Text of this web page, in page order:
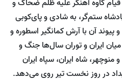
کاوه آهنگر علیه ظلم ضحاک و
ستم‌گر، به شادی و پای‌کوبی
پیوند آن با آرش کمانگیر اسطوره و
ایران و توران سال‌ها جنگ و
منوچهر، شاه ایران، سپاه ایران
در روز نخست تیر روی می‌دهد.